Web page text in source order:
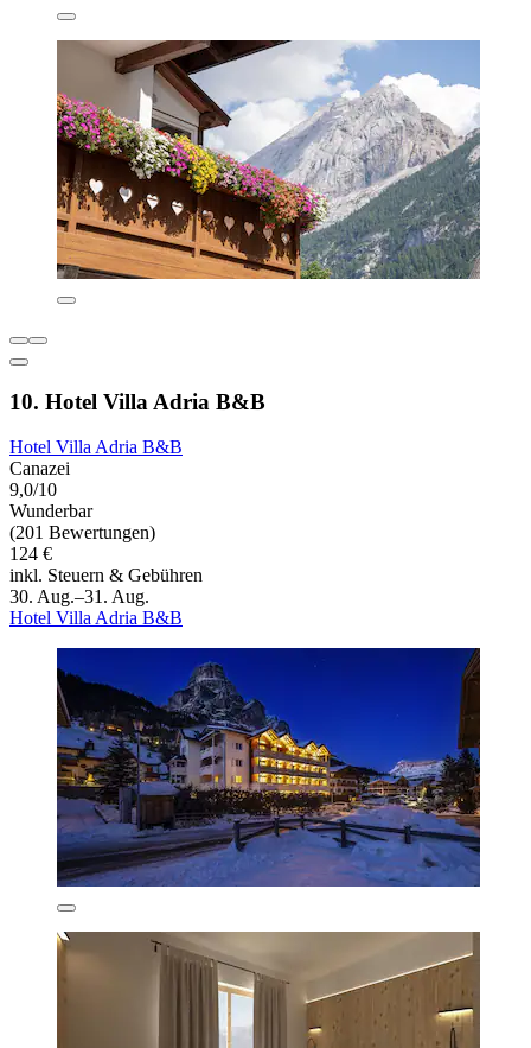
10. Hotel Villa Adria B&B
Hotel Villa Adria B&B
Canazei
9,0/10
Wunderbar
(201 Bewertungen)
124 €
inkl. Steuern & Gebühren
30. Aug.–31. Aug.
Hotel Villa Adria B&B